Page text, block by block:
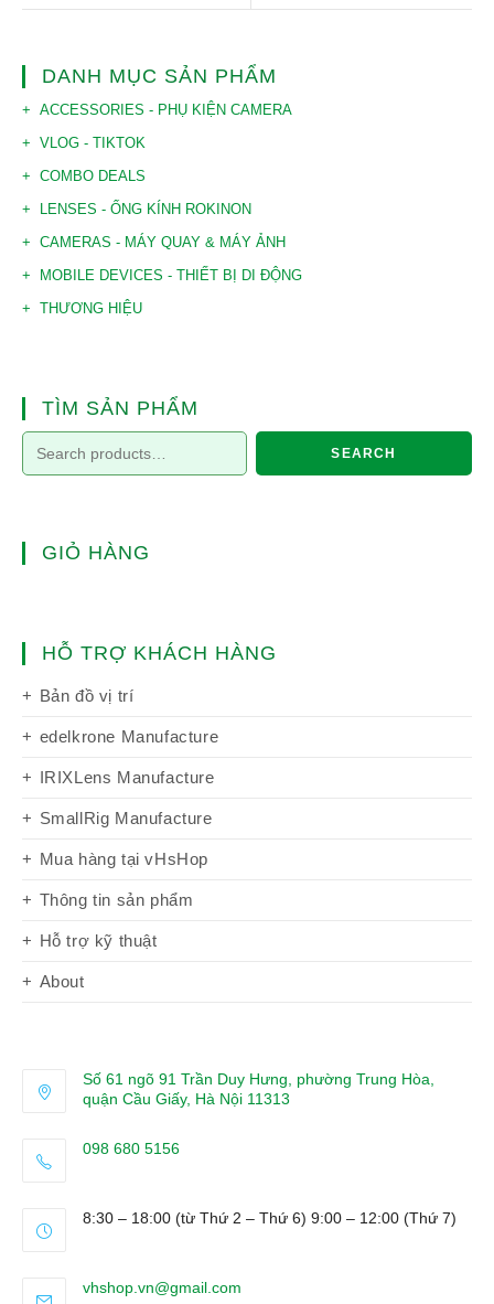
DANH MỤC SẢN PHẨM
ACCESSORIES - PHỤ KIỆN CAMERA
VLOG - TIKTOK
COMBO DEALS
LENSES - ỐNG KÍNH ROKINON
CAMERAS - MÁY QUAY & MÁY ẢNH
MOBILE DEVICES - THIẾT BỊ DI ĐỘNG
THƯƠNG HIỆU
TÌM SẢN PHẨM
SEARCH
GIỎ HÀNG
HỖ TRỢ KHÁCH HÀNG
Bản đồ vị trí
edelkrone Manufacture
IRIXLens Manufacture
SmallRig Manufacture
Mua hàng tại vHsHop
Thông tin sản phẩm
Hỗ trợ kỹ thuật
About
Số 61 ngõ 91 Trần Duy Hưng, phường Trung Hòa,
quận Cầu Giấy, Hà Nội 11313
098 680 5156
your
8:30 – 18:00 (từ Thứ 2 – Thứ 6) 9:00 – 12:00 (Thứ 7)
vhshop.vn@gmail.com